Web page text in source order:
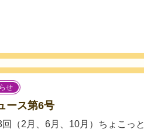
せ
ース第6号
（2月、6月、10月）ちょこっと